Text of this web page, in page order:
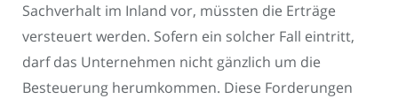
Sachverhalt im Inland vor, müssten die Erträge
versteuert werden. Sofern ein solcher Fall eintritt,
darf das Unternehmen nicht gänzlich um die
Besteuerung herumkommen. Diese Forderungen